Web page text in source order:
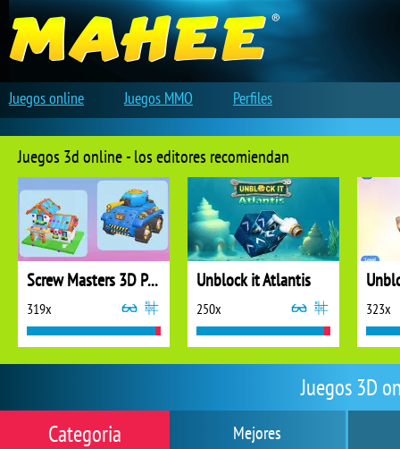
Juegos 3D
Mejores
Categoria
Juegos 3d online - los editores recomiendan
Screw Masters 3D Puzzle
319x
Unblock it Atlantis
250x 323x
Juegos online Juegos MMO Perfiles